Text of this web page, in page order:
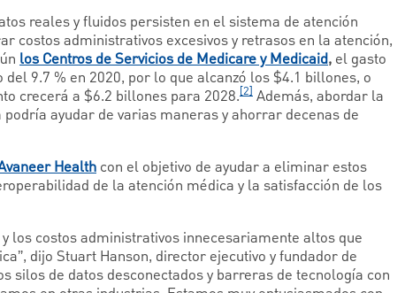
reales y fluidos persisten en el sistema de atención
costos administrativos excesivos y retrasos en la atención,
los Centros de Servicios de Medicare y Medicaid, el gasto
9.7 % en 2020, por lo que alcanzó los $4.1 billones, o
crecerá a $6.2 billones para 2028.[2] Además, abordar la
ayudar de varias maneras y ahorrar decenas de
Health con el objetivo de ayudar a eliminar estos
de la atención médica y la satisfacción de los
los costos administrativos innecesariamente altos que
dijo Stuart Hanson, director ejecutivo y fundador de
silos de datos desconectados y barreras de tecnología con